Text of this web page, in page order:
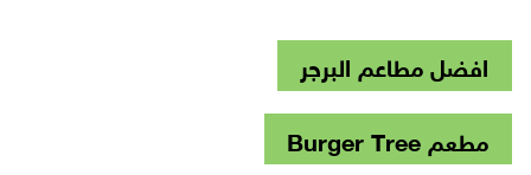
افضل مطاعم البرجر
مطعم Burger Tree